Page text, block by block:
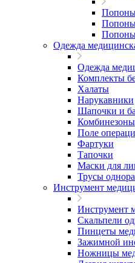
Одежда
Одежда
Комплекты
Халаты
Нарукавники
Шапочки и
Комбинезоны
Поле
Фартуки
Тапочки
Маски для
Трусы
Инструмент
Инструмент
Скальпели
Пинцеты
Зажимной
Ножницы